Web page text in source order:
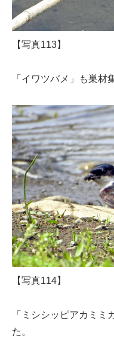
【写真113】
「イワツバメ」も巣材
【写真114】
「ミシシッピアカミミ
た。